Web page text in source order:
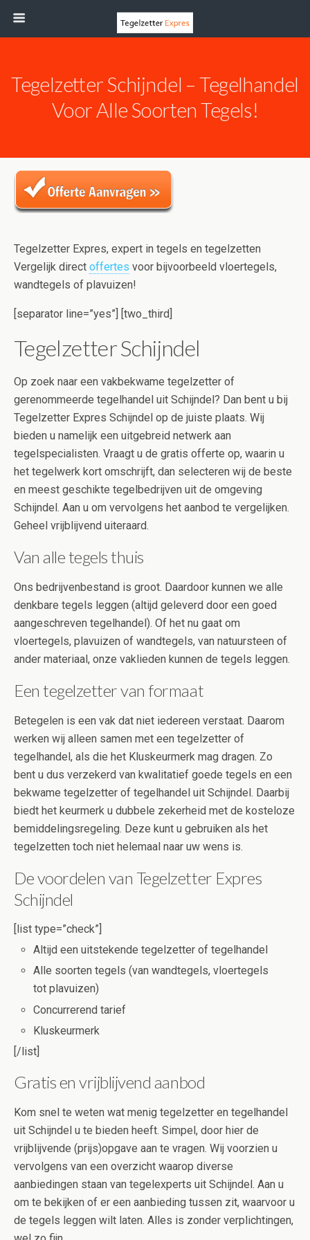
Tegelzetter Schijndel – Tegelhandel
Voor Alle Soorten Tegels!
Tegelzetter Expres, expert in tegels en tegelzetten
Vergelijk direct offertes voor bijvoorbeeld vloertegels,
wandtegels of plavuizen!
[separator line=”yes”] [two_third]
Tegelzetter Schijndel
Op zoek naar een vakbekwame tegelzetter of
gerenommeerde tegelhandel uit Schijndel? Dan bent u bij
Tegelzetter Expres Schijndel op de juiste plaats. Wij
bieden u namelijk een uitgebreid netwerk aan
tegelspecialisten. Vraagt u de gratis offerte op, waarin u
het tegelwerk kort omschrijft, dan selecteren wij de beste
en meest geschikte tegelbedrijven uit de omgeving
Schijndel. Aan u om vervolgens het aanbod te vergelijken.
Geheel vrijblijvend uiteraard.
Van alle tegels thuis
Ons bedrijvenbestand is groot. Daardoor kunnen we alle
denkbare tegels leggen (altijd geleverd door een goed
aangeschreven tegelhandel). Of het nu gaat om
vloertegels, plavuizen of wandtegels, van natuursteen of
ander materiaal, onze vaklieden kunnen de tegels leggen.
Een tegelzetter van formaat
Betegelen is een vak dat niet iedereen verstaat. Daarom
werken wij alleen samen met een tegelzetter of
tegelhandel, als die het Kluskeurmerk mag dragen. Zo
bent u dus verzekerd van kwalitatief goede tegels en een
bekwame tegelzetter of tegelhandel uit Schijndel. Daarbij
biedt het keurmerk u dubbele zekerheid met de kosteloze
bemiddelingsregeling. Deze kunt u gebruiken als het
tegelzetten toch niet helemaal naar uw wens is.
De voordelen van Tegelzetter Expres
Schijndel
[list type=”check”]
Altijd een uitstekende tegelzetter of tegelhandel
Alle soorten tegels (van wandtegels, vloertegels
tot plavuizen)
Concurrerend tarief
Kluskeurmerk
[/list]
Gratis en vrijblijvend aanbod
Kom snel te weten wat menig tegelzetter en tegelhandel
uit Schijndel u te bieden heeft. Simpel, door hier de
vrijblijvende (prijs)opgave aan te vragen. Wij voorzien u
vervolgens van een overzicht waarop diverse
aanbiedingen staan van tegelexperts uit Schijndel. Aan u
om te bekijken of er een aanbieding tussen zit, waarvoor u
de tegels leggen wilt laten. Alles is zonder verplichtingen,